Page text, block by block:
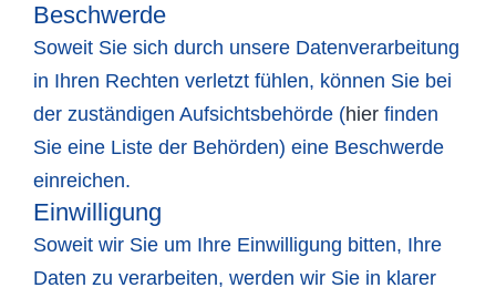
Beschwerde
Soweit Sie sich durch unsere Datenverarbeitung
in Ihren Rechten verletzt fühlen, können Sie bei
der zuständigen Aufsichtsbehörde (hier finden
Sie eine Liste der Behörden) eine Beschwerde
einreichen.
Einwilligung
Soweit wir Sie um Ihre Einwilligung bitten, Ihre
Daten zu verarbeiten, werden wir Sie in klarer